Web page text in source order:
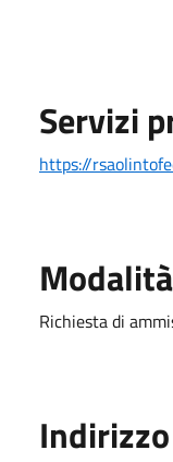
Servizi
https://
Richiesta di
Indirizzo